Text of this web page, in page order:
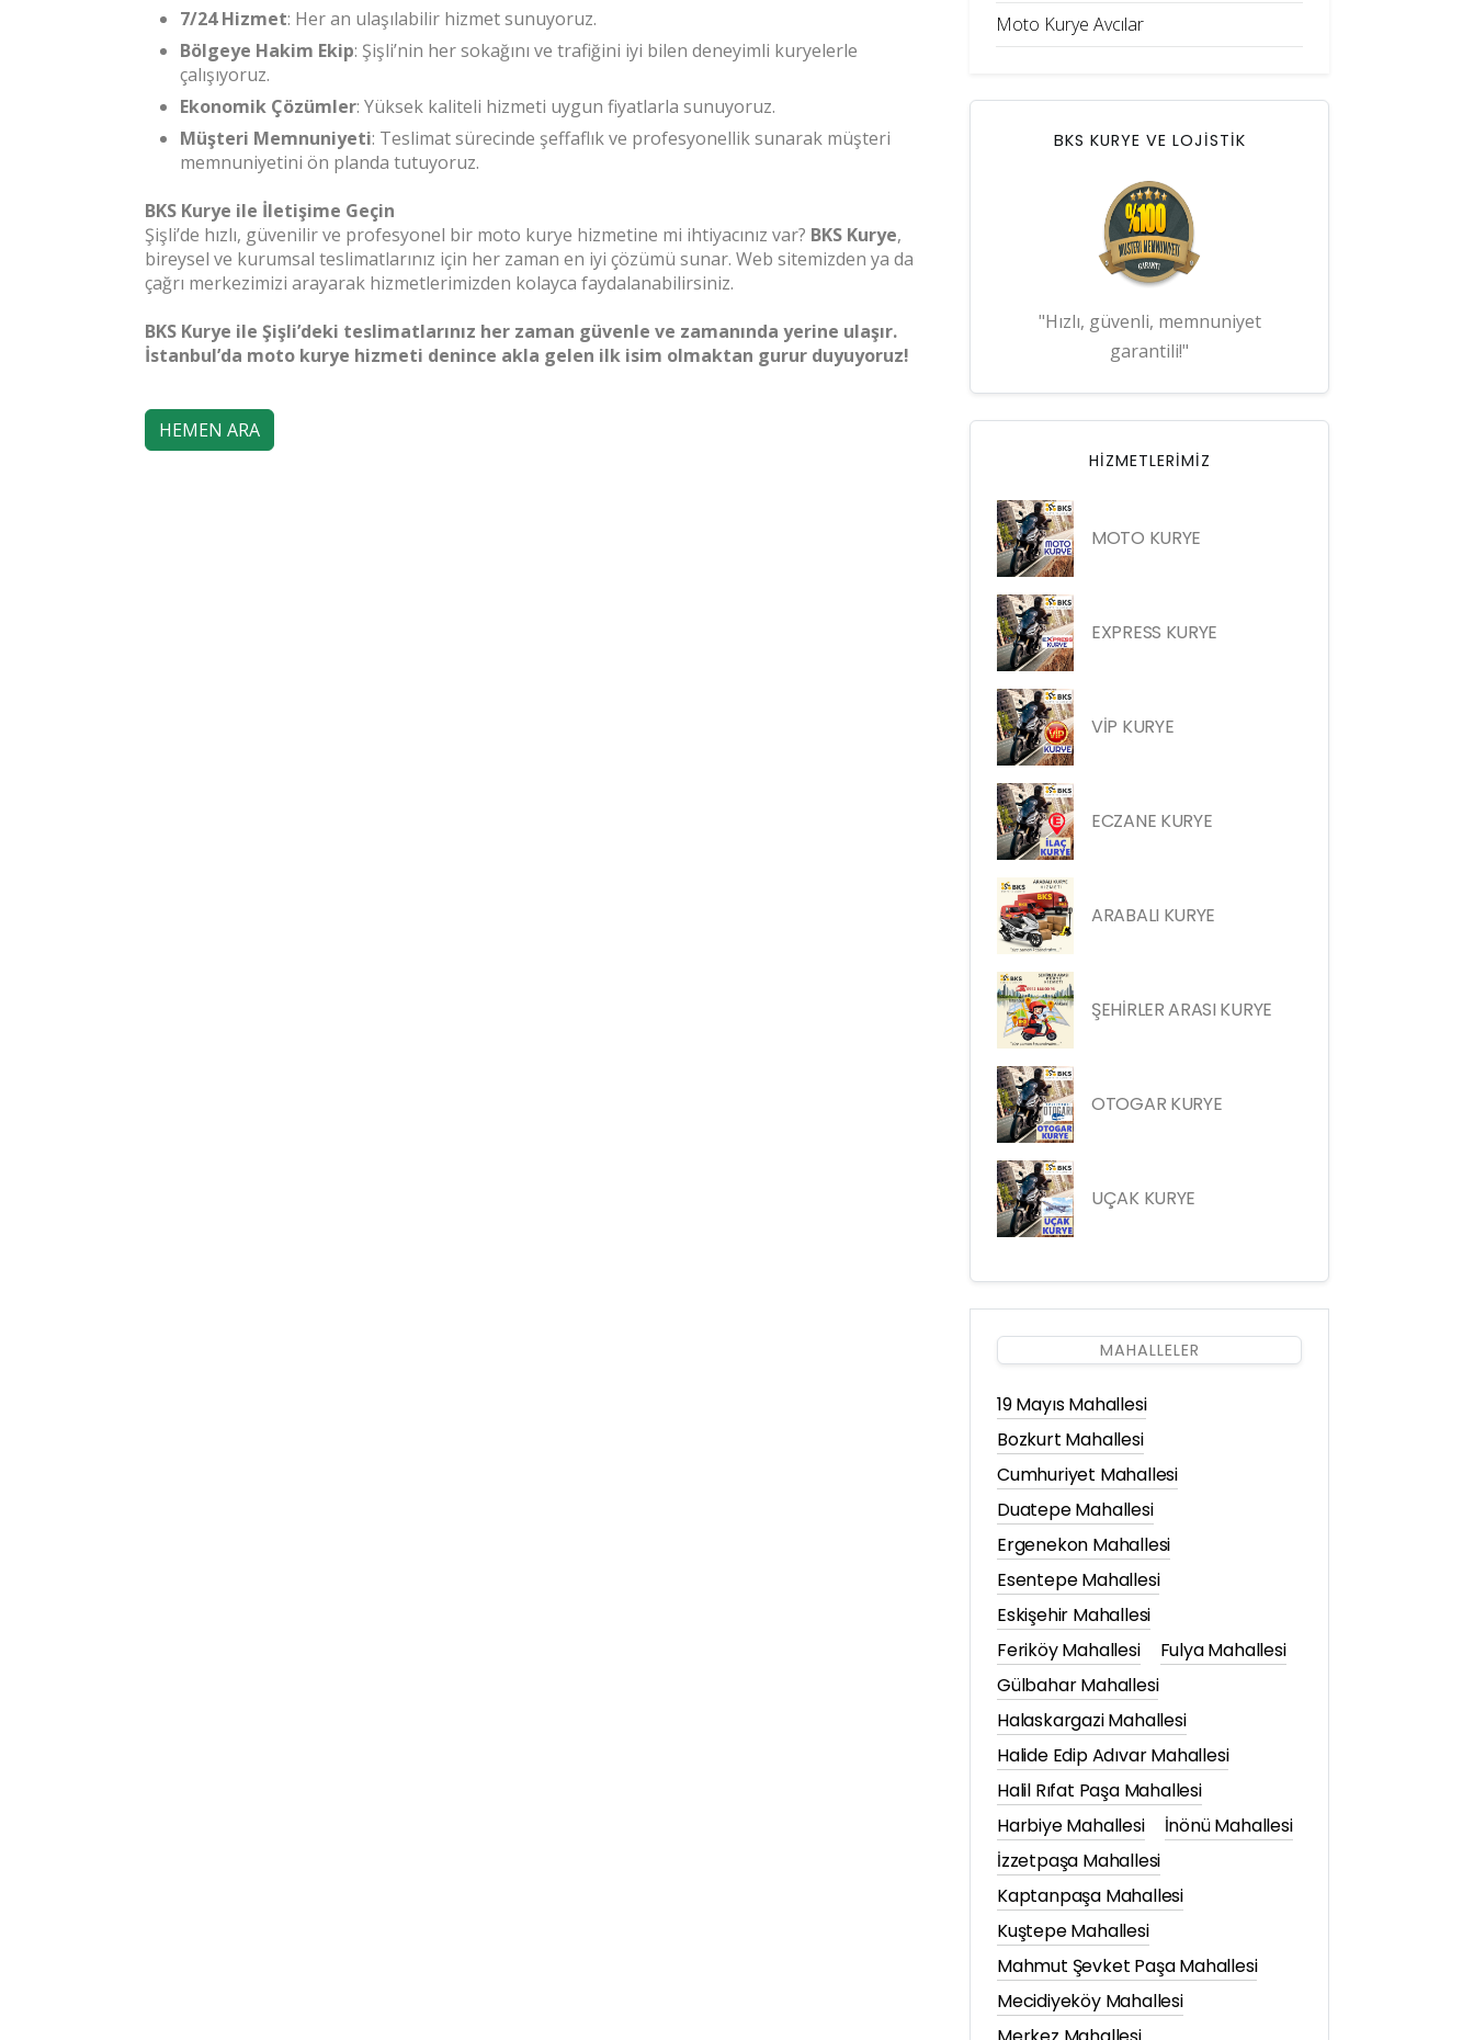
7/24 Hizmet: Her an ulaşılabilir hizmet sunuyoruz.
Bölgeye Hakim Ekip: Şişli’nin her sokağını ve trafiğini iyi bilen deneyimli kuryelerle
çalışıyoruz.
Ekonomik Çözümler: Yüksek kaliteli hizmeti uygun fiyatlarla sunuyoruz.
Müşteri Memnuniyeti: Teslimat sürecinde şeffaflık ve profesyonellik sunarak müşteri
memnuniyetini ön planda tutuyoruz.
BKS Kurye ile İletişime Geçin
Şişli’de hızlı, güvenilir ve profesyonel bir moto kurye hizmetine mi ihtiyacınız var? BKS Kurye,
bireysel ve kurumsal teslimatlarınız için her zaman en iyi çözümü sunar. Web sitemizden ya da
çağrı merkezimizi arayarak hizmetlerimizden kolayca faydalanabilirsiniz.
BKS Kurye ile Şişli’deki teslimatlarınız her zaman güvenle ve zamanında yerine ulaşır.
İstanbul’da moto kurye hizmeti denince akla gelen ilk isim olmaktan gurur duyuyoruz!
HEMEN ARA
Moto Kurye Avcılar
BKS KURYE VE LOJİSTİK
"Hızlı, güvenli, memnuniyet
garantili!"
HIZMETLERIMIZ
MOTO KURYE
EXPRESS KURYE
VİP KURYE
ECZANE KURYE
ARABALI KURYE
ŞEHİRLER ARASI KURYE
OTOGAR KURYE
UÇAK KURYE
MAHALLELER
19 Mayıs Mahallesi
Bozkurt Mahallesi
Cumhuriyet Mahallesi
Duatepe Mahallesi
Ergenekon Mahallesi
Esentepe Mahallesi
Eskişehir Mahallesi
Feriköy Mahallesi
Fulya Mahallesi
Gülbahar Mahallesi
Halaskargazi Mahallesi
Halide Edip Adıvar Mahallesi
Halil Rıfat Paşa Mahallesi
Harbiye Mahallesi
İnönü Mahallesi
İzzetpaşa Mahallesi
Kaptanpaşa Mahallesi
Kuştepe Mahallesi
Mahmut Şevket Paşa Mahallesi
Mecidiyeköy Mahallesi